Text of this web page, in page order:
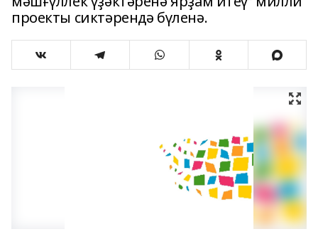
проекты сиктәрендә бүленә.